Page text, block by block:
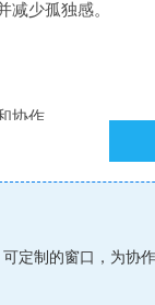
减少孤独感。
协作。
可定制的窗口，为